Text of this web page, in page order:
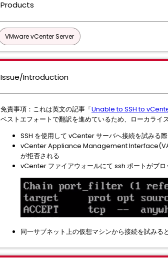
Products
VMware vCenter Server
Issue/Introduction
免責事項：これは英文の記事「Unable to SSH to
ベストエフォートで翻訳を進めているため、ローカライ
SSH を使用して vCenter サーバへ接続を試み
vCenter Appliance Management
が拒否される
vCenter ファイアウォールにて ssh ポートがブ
同一サブネット上の仮想マシンから接続を試み